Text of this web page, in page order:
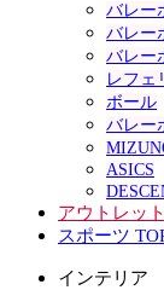
バレー
バレー
バレー
レフェ
ボール
バレー
ASICS
アウトレット
スポーツ
インテリア